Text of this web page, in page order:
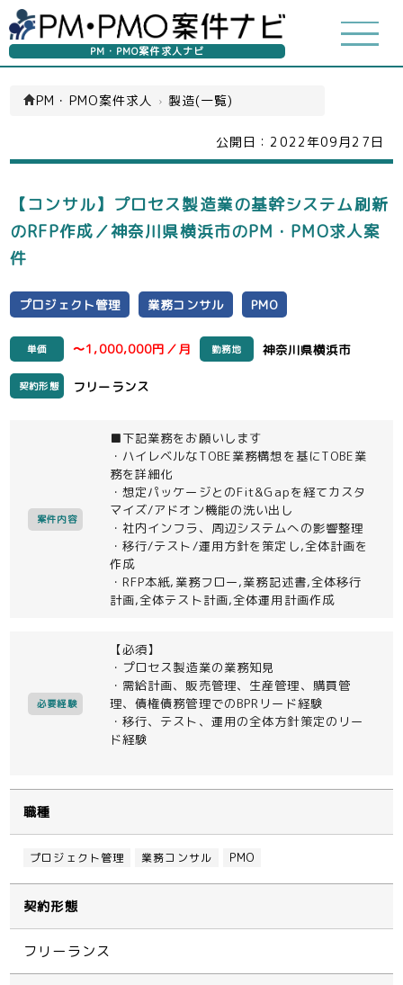
PM・PMO案件求人ナビ
PM・PMO案件求人 › 製造(一覧)
公開日： 2022年09月27日
【コンサル】プロセス製造業の基幹システム刷新
のRFP作成／神奈川県横浜市のPM・PMO求人案
件
プロジェクト管理 業務コンサル PMO
単価 〜1,000,000円／月 勤務地 神奈川県横浜市
契約形態 フリーランス
案件内容
■下記業務をお願いします
・ハイレベルなTOBE業務構想を基にTOBE業
務を詳細化
・想定パッケージとのFit&Gapを経てカスタ
マイズ/アドオン機能の洗い出し
・社内インフラ、周辺システムへの影響整理
・移行/テスト/運用方針を策定し,全体計画を
作成
・RFP本紙,業務フロー,業務記述書,全体移行
計画,全体テスト計画,全体運用計画作成
必要経験
【必須】
・プロセス製造業の業務知見
・需給計画、販売管理、生産管理、購買管
理、債権債務管理でのBPRリード経験
・移行、テスト、運用の全体方針策定のリー
ド経験
職種
プロジェクト管理 業務コンサル PMO
契約形態
フリーランス